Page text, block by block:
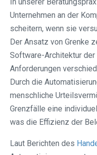
Unternehmen an der
scheitern, wenn sie
Der Ansatz von Grenke
Software-Architektur
Anforderungen
Durch die
menschliche
Grenzfälle eine
was die Effizienz der
Laut Berichten des